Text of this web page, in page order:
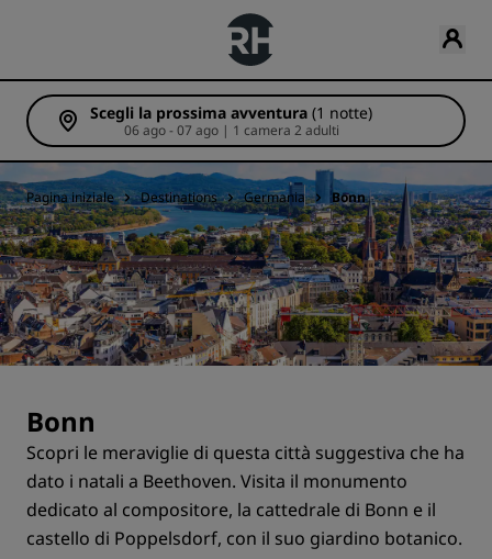
Scegli la prossima avventura (1 notte)
06 ago - 07 ago | 1 camera 2 adulti
Pagina iniziale Destinations Germania Bonn
Bonn
Scopri le meraviglie di questa città suggestiva che ha
dato i natali a Beethoven. Visita il monumento
dedicato al compositore, la cattedrale di Bonn e il
castello di Poppelsdorf, con il suo giardino botanico.